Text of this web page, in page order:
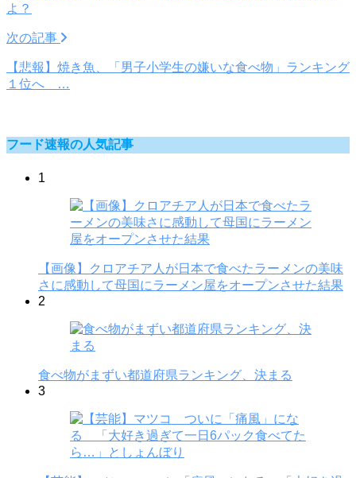
よ？
次の記事
【悲報】焼き魚、「男子小学生の嫌いな食べ物」ランキング
１位へ …
フード速報の人気記事
1
【画像】クロアチア人が日本で食べたラーメンの美味
さに感動して母国にラーメン屋をオープンさせた結果
2
食べ物がまずい都道府県ランキング、決まる
3